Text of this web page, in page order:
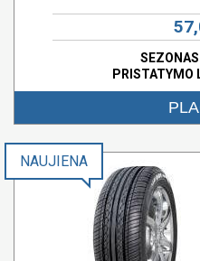
PRISTATYMO
NAUJIENA